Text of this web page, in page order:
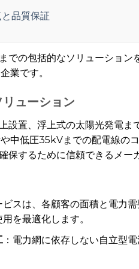
品質保証
の包括的なソリューション
業です。
ューション
置、浮上式の太陽光発電ま
中低圧35kVまでの配電線の
するために信頼できるメー
ビスは、各顧客の面積と電力
を最適化します。
：電力網に依存しない自立型